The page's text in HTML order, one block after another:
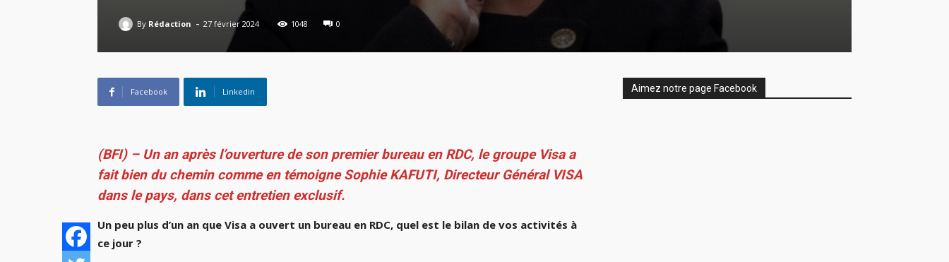
By Rédaction - 27 février 2024 1048 0
Facebook Linkedin
(BFI) – Un an après l’ouverture de son premier bureau en RDC, le groupe Visa a
fait bien du chemin comme en témoigne Sophie KAFUTI, Directeur Général VISA
dans le pays, dans cet entretien exclusif.
Un peu plus d’un an que Visa a ouvert un bureau en RDC, quel est le bilan de vos activités à
ce jour ?
Aimez notre page Facebook